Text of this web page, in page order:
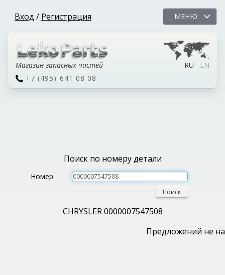
Вход / Регистрация МЕНЮ
Магазин запасных частей RU
EN
+7 (495) 641 08 08
Поиск по номеру детали
Номер:
Поиск
CHRYSLER 0000007547508
Предложений не